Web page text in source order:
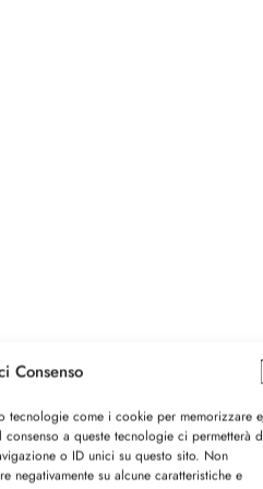
Consenso
tecnologie come i cookie per memorizzare
a queste tecnologie ci permetterà
o ID unici su questo sito. Non
negativamente su alcune caratteristiche e